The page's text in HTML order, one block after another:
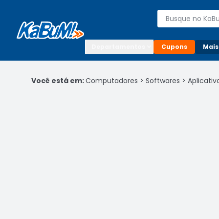
Buscar
Cupons
Você está em:Computadores > Softwares >